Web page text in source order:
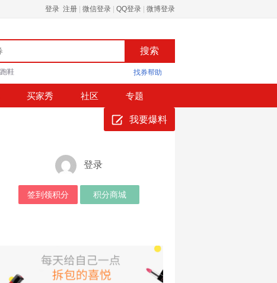
登录 注册 微信登录 QQ登录 微博登录
跑鞋 找券帮助
买家秀 社区 专题
我要爆料
登录
签到领积分 积分商城